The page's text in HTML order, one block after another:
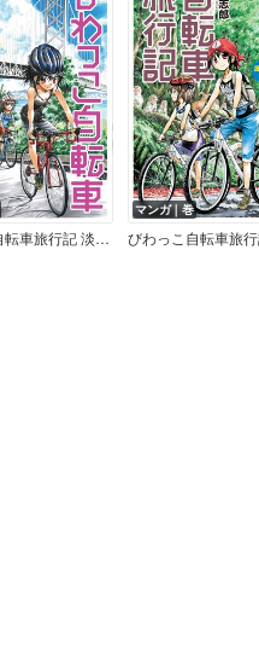
びわっこ自転車旅行記 淡路島・佐渡島編
マンガ｜巻